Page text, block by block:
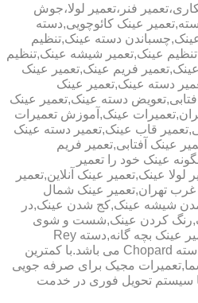
فنر،تعمیر لولا،جوش
عینک کائوچویی,دسته
دسته عینک,تنظیم
عینک,تعمیر شیشه عینک,تنظیم
فریم عینک,تعمیر عینک
دسته عینک,تعمیر عینک
دسته عینک,تعمیر عینک
عینک,آموزش تعمیرات
قاب عینک,تعمیر دسته عینک
عینک آفتابی,تعمیر فریم
عینک خود را تعمیر
لولا عینک,تعمیر عینک آنلاین,تعمیر
غرب تهران,تعمیر عینک شمال
شیشه عینک,کج شدن عینک,در
کردن عینک,شست و شوی
عینک,شکستن عینک فلزی,تعمیر عینک بچه گانه,دسته Rey
Ban,دسته AO,دسته Police,دسته Chopard می باشد.با کمترین
مجیک برای صرفه جویی
سیستم تحویل فوری در خدمت